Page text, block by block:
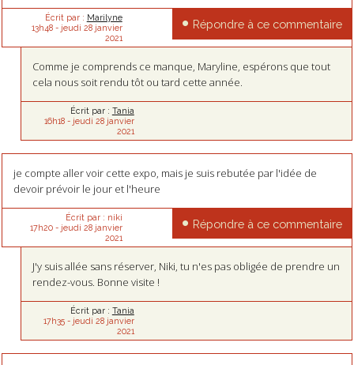
Écrit par : Marilyne
13h48- jeudi 28 janvier
2021
Répondre à ce commentaire
Comme je comprends ce manque, Maryline, espérons que tout
cela nous soit rendu tôt ou tard cette année.
Écrit par : Tania
16h18- jeudi 28 janvier
2021
je compte aller voir cette expo, mais je suis rebutée par l'idée de
devoir prévoir le jour et l'heure
Écrit par : niki
17h20- jeudi 28 janvier
2021
Répondre à ce commentaire
J'y suis allée sans réserver, Niki, tu n'es pas obligée de prendre un
rendez-vous. Bonne visite !
Écrit par : Tania
17h35- jeudi 28 janvier
2021